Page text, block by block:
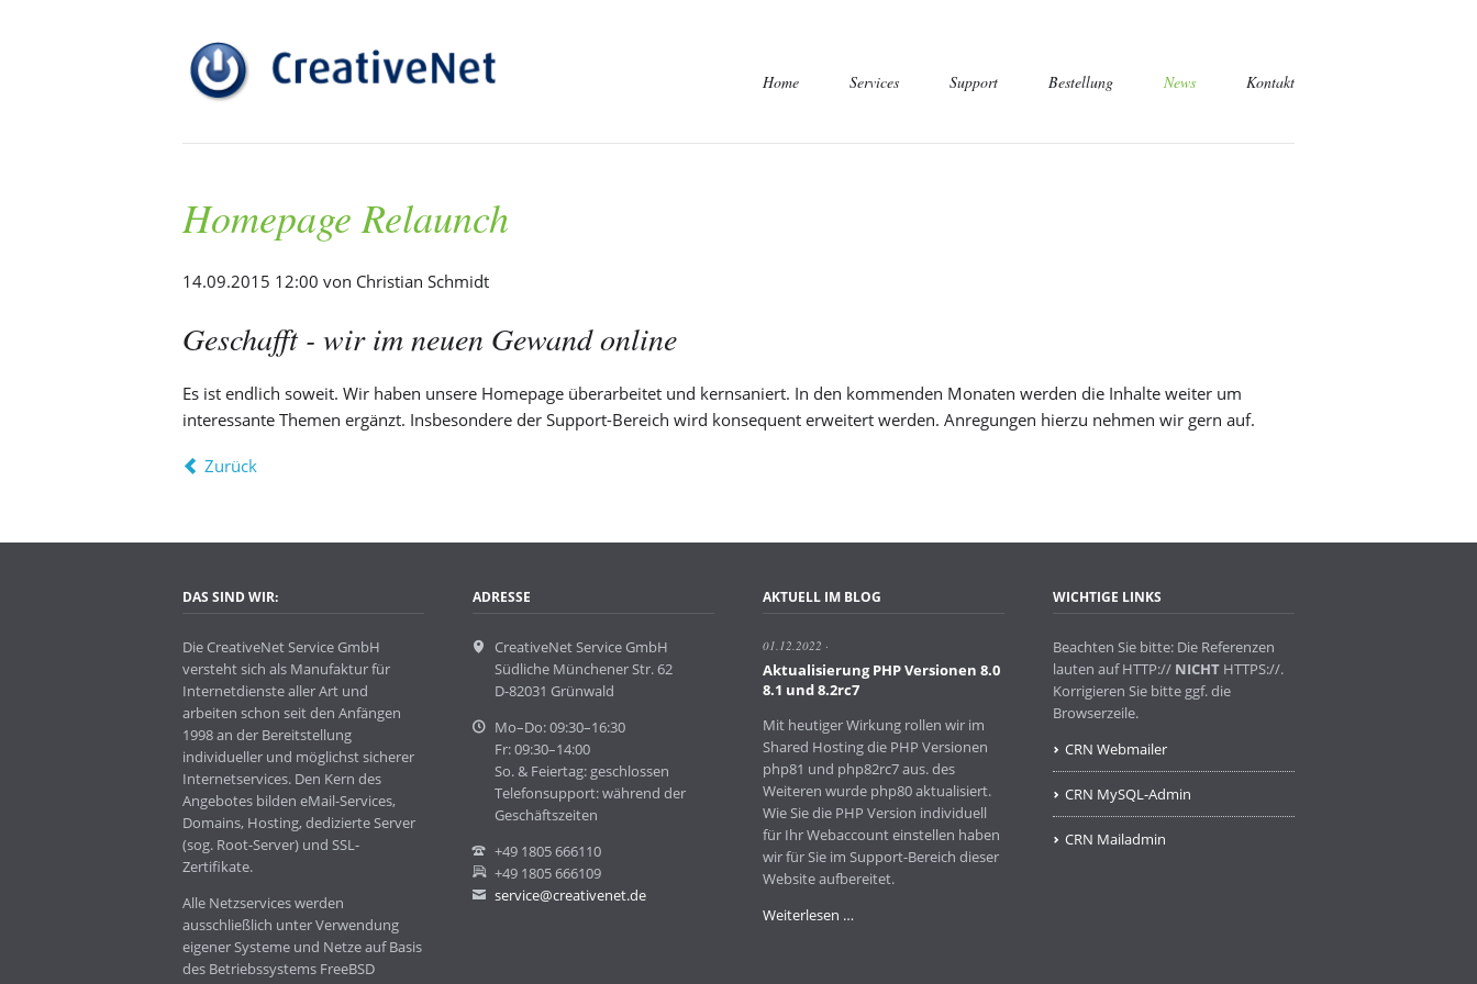
Navigation
Home Services
Shared Hosting Dynamisch
Shared Hosting Statisch
Support Bestellung News Kontakt
Homepage Relaunch
14.09.2015 12:00 von Christian Schmidt
Geschafft - wir im neuen Gewand online
Es ist endlich soweit. Wir haben unsere Homepage überarbeitet und kernsaniert. In den kommenden Monaten werden die Inhalte weiter um
interessante Themen ergänzt. Insbesondere der Support-Bereich wird konsequent erweitert werden. Anregungen hierzu nehmen wir gern auf.
Zurück
DAS SIND WIR:
Die CreativeNet Service GmbH
versteht sich als Manufaktur für
Internetdienste aller Art und
arbeiten schon seit den Anfängen
1998 an der Bereitstellung
individueller und möglichst sicherer
Internetservices. Den Kern des
Angebotes bilden eMail-Services,
Domains, Hosting, dedizierte Server
(sog. Root-Server) und SSL-
Zertifikate.
Alle Netzservices werden
ausschließlich unter Verwendung
eigener Systeme und Netze auf Basis
des Betriebssystems FreeBSD
ADRESSE
CreativeNet Service GmbH
Südliche Münchener Str. 62
D-82031 Grünwald
Mo–Do: 09:30–16:30
Fr: 09:30–14:00
So. & Feiertag: geschlossen
Telefonsupport: während der
Geschäftszeiten
+49 1805 666110
+49 1805 666109
service@creativenet.de
AKTUELL IM BLOG
01.12.2022
Aktualisierung PHP Versionen 8.0
8.1 und 8.2rc7
Mit heutiger Wirkung rollen wir im
Shared Hosting die PHP Versionen
php81 und php82rc7 aus. des
Weiteren wurde php80 aktualisiert.
Wie Sie die PHP Version individuell
für Ihr Webaccount einstellen haben
wir für Sie im Support-Bereich dieser
Website aufbereitet.
Weiterlesen …
WICHTIGE LINKS
Beachten Sie bitte: Die Referenzen
lauten auf HTTP:// NICHT HTTPS://.
Korrigieren Sie bitte ggf. die
Browserzeile.
CRN Webmailer
CRN MySQL-Admin
CRN Mailadmin